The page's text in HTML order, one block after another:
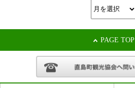
PAGE TOP